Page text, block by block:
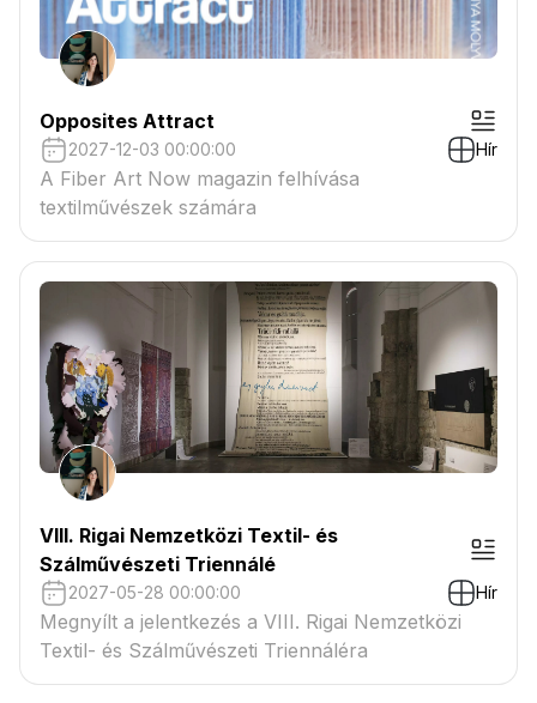
Opposites Attract
2027-12-03 00:00:00 Hír
A Fiber Art Now magazin felhívása
textilművészek számára
VIII. Rigai Nemzetközi Textil- és
Szálművészeti Triennálé
2027-05-28 00:00:00 Hír
Megnyílt a jelentkezés a VIII. Rigai Nemzetközi
Textil- és Szálművészeti Triennáléra